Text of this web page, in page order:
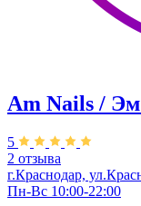
Am Nails /
5
2 отзыва
г.Краснодар,
Пн-Вс 10:00-22:00